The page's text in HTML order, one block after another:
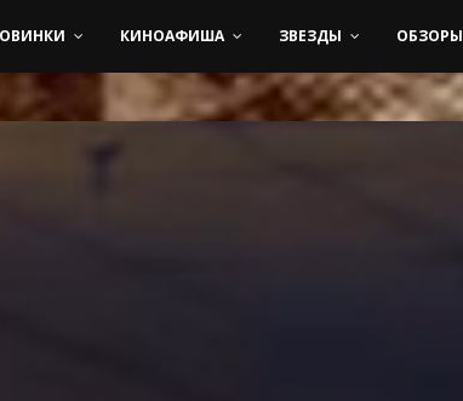
КИНОАФИША ЗВЕЗДЫ ОБЗОРЫ